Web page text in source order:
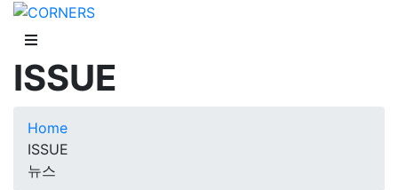
Home
ISSUE
뉴스
ISSUE